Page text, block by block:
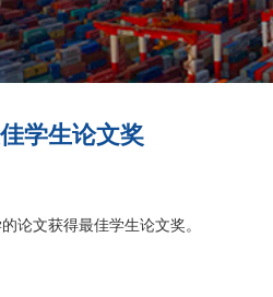
学生论文奖
论文获得最佳学生论文奖。